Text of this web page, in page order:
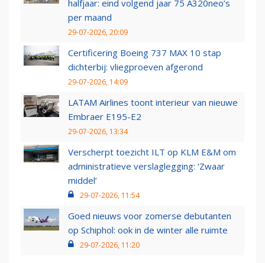
halfjaar: eind volgend jaar 75 A320neo’s
per maand
29-07-2026, 20:09
Certificering Boeing 737 MAX 10 stap
dichterbij: vliegproeven afgerond
29-07-2026, 14:09
LATAM Airlines toont interieur van nieuwe
Embraer E195-E2
29-07-2026, 13:34
Verscherpt toezicht ILT op KLM E&M om
administratieve verslaglegging: ‘Zwaar
middel’
29-07-2026, 11:54
Goed nieuws voor zomerse debutanten
op Schiphol: ook in de winter alle ruimte
29-07-2026, 11:20